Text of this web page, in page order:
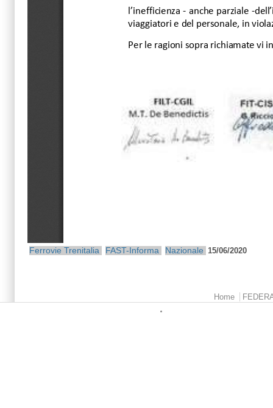
Ferrovie Trenitalia FAST-Informa Nazionale 15/06/2020
Home